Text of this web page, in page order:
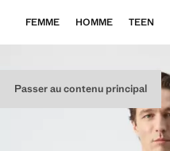
Passer au contenu principal
FEMME HOMME TEEN